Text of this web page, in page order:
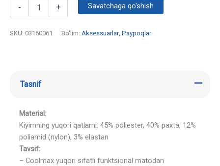
- + Savatchaga qo'shish
SKU: 03160061 Bo'lim: Aksessuarlar, Paypoqlar
Tasnif
Material:
Kiyimning yuqori qatlami: 45% poliester, 40% paxta, 12%
poliamid (nylon), 3% elastan
Tavsif:
– Coolmax yuqori sifatli funktsional matodan